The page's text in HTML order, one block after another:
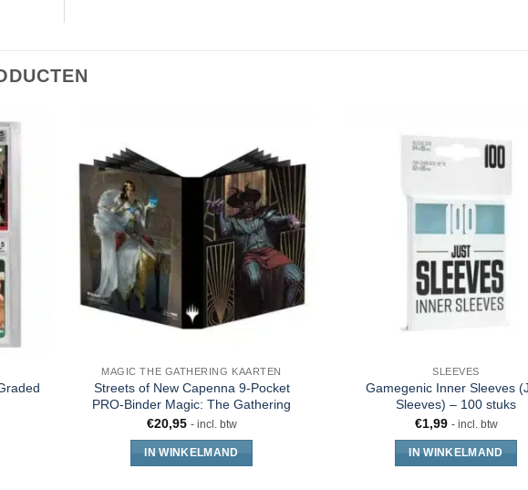
MAGIC THE GATHERING KAARTEN
Streets of New Capenna 9-Pocket
PRO-Binder Magic: The Gathering
€20,95 - incl. btw
IN WINKELMAND
SLEEVES
Gamegenic Inner Sleeves
Sleeves) – 100 stuks
€1,99 - incl. btw
IN WINKELMAND